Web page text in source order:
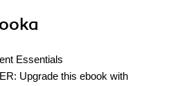
Essentials
Upgrade this ebook with